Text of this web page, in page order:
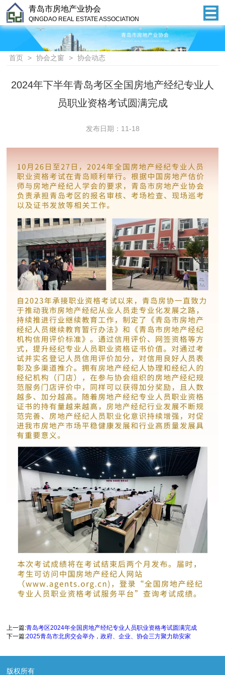
青岛市房地产业协会
QINGDAO REAL ESTATE ASSOCIATION
首页 > 协会之窗 > 协会动态
2024年下半年青岛考区全国房地产经纪专业人
员职业资格考试圆满完成
发布日期：11-18
上一篇:青岛考区2024年全国房地产经纪专业人员职业资格考试圆满完成
下一篇:2025青岛市北房交会举办，政府、企业、协会三方聚力助安家
版权所有